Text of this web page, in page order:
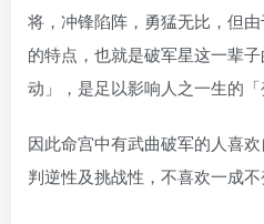
将，冲锋陷阵，勇猛无比，但由
的特点，也就是破军星这一辈
动」，是足以影响人之一生的「
因此命宫中有武曲破军的人喜
判逆性及挑战性，不喜欢一成不